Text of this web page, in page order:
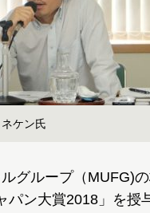
ケン氏
グループ（MUFG)
ン大賞2018」を授